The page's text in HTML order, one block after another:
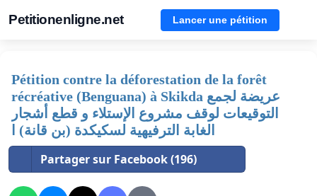
Petitionenligne.net Lancer une pétition
Pétition contre la déforestation de la forêt
récréative (Benguana) à Skikda عريضة لجمع
التوقيعات لوقف مشروع الإستلاء و قطع أشجار
الغابة الترفيهية لسكيكدة (بن قانة) ا
Partager sur Facebook (196)